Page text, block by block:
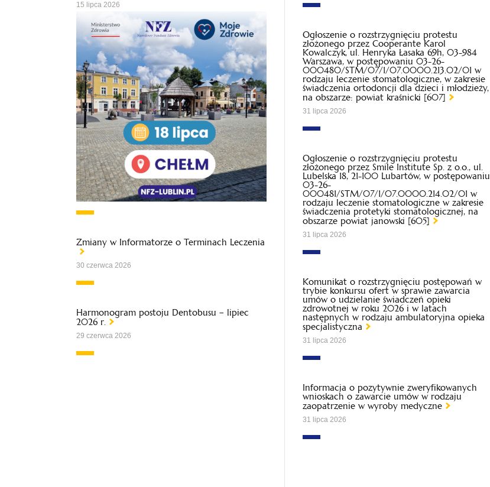
15 lipca 2026
Zmiany w Informatorze o Terminach Leczenia
30 czerwca 2026
Harmonogram postoju Dentobusu – lipiec
2026 r.
29 czerwca 2026
Ogłoszenie o rozstrzygnięciu protestu
złożonego przez Cooperante Karol
Kowalczyk, ul. Henryka Łasaka 69h, 03-984
Warszawa, w postępowaniu 03-26-
000480/STM/07/1/07.0000.213.02/01 w
rodzaju leczenie stomatologiczne, w zakresie
świadczenia ortodoncji dla dzieci i młodzieży,
na obszarze: powiat kraśnicki [607]
31 lipca 2026
Ogłoszenie o rozstrzygnięciu protestu
złożonego przez Smile Institute Sp. z o.o., ul.
Lubelska 18, 21-100 Lubartów, w postępowaniu
03-26-
000481/STM/07/1/07.0000.214.02/01 w
rodzaju leczenie stomatologiczne w zakresie
świadczenia protetyki stomatologicznej, na
obszarze powiat janowski [605]
31 lipca 2026
Komunikat o rozstrzygnięciu postępowań w
trybie konkursu ofert w sprawie zawarcia
umów o udzielanie świadczeń opieki
zdrowotnej w roku 2026 i w latach
następnych w rodzaju ambulatoryjna opieka
specjalistyczna
31 lipca 2026
Informacja o pozytywnie zweryfikowanych
wnioskach o zawarcie umów w rodzaju
zaopatrzenie w wyroby medyczne
31 lipca 2026